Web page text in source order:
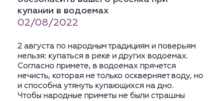
купании в водоемах
02/08/2022
2 августа по народным традициям и поверьям
нельзя: купаться в реке и других водоемах.
Согласно примете, в водоемах прячется
нечисть, которая не только оскверняет воду, но
и способна утянуть купающихся на дно.
Чтобы народные приметы не были страшны